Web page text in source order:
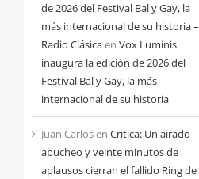
de 2026 del Festival Bal y Gay, la
más internacional de su historia –
Radio Clásicaen Vox Luminis
inaugura la edición de 2026 del
Festival Bal y Gay, la más
internacional de su historia
Juan Carlosen Critica: Un airado
abucheo y veinte minutos de
aplausos cierran el fallido Ring de